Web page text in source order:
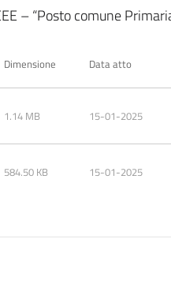
– “Posto comune
Dimensione Data atto
1.14 MB 15-01-2025
584.50 KB 15-01-2025